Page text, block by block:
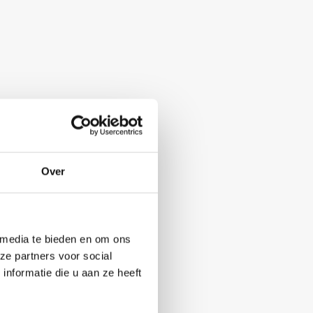
Over
te bieden en om ons
partners voor social
die u aan ze heeft